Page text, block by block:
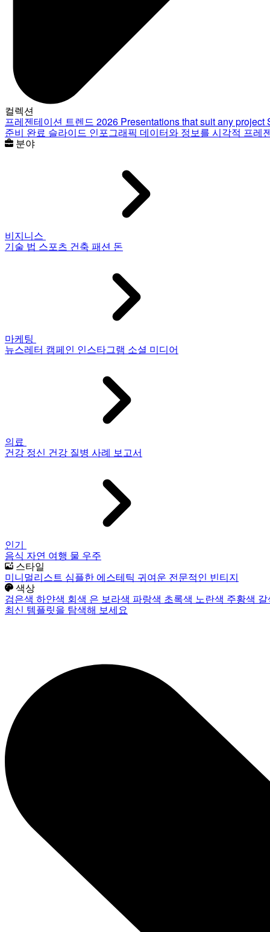
컬렉션
프레젠테이션 트렌드 2026 Presentations that suit any project
준비 완료 슬라이드 인포그래픽 데이터와 정보를 시각적 프레
분야
비지니스
기술 법 스포츠 건축 패션 돈
마케팅
뉴스레터 캠페인 인스타그램 소셜 미디어
의료
건강 정신 건강 질병 사례 보고서
인기
음식 자연 여행 물 우주
스타일
미니멀리스트 심플한 에스테틱 귀여운 전문적인 빈티지
색상
검은색 하얀색 회색 은 보라색 파랑색 초록색 노란색 주황색
최신 템플릿을 탐색해 보세요